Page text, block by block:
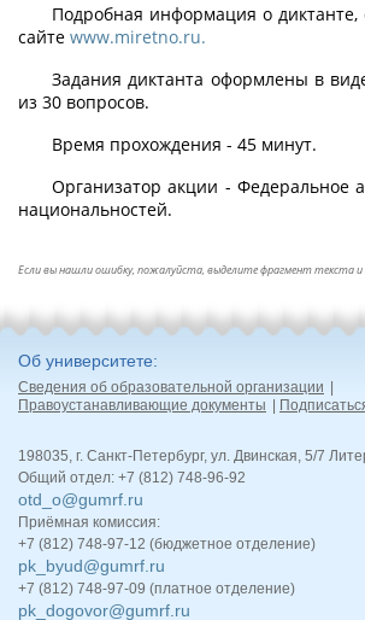
Подробная информация о
сайте www.miretno.ru.
Задания диктанта оформлены в
из 30 вопросов.
Время прохождения - 45 минут.
Организатор акции - Федеральное
национальностей.
Если вы нашли ошибку, пожалуйста, выделите фрагмент текста
Об университете
Сведения об образовательной организации
Правоустанавливающие документы
198035, г. Санкт-Петербург, ул. Двинская, 5/7
Общий отдел: +7 (812) 748-96-92
otd_o@gumrf.ru
Приёмная комиссия:
+7 (812) 748-97-12 (бюджетное отделение)
pk_byud@gumrf.ru
+7 (812) 748-97-09 (платное отделение)
pk_dogovor@gumrf.ru